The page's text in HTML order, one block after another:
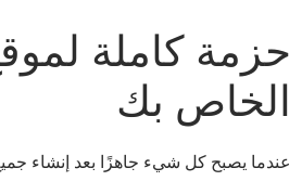
حزمة كاملة
الخاص بك
عندما يصبح كل شيء جاهزًا بعد إنشاء